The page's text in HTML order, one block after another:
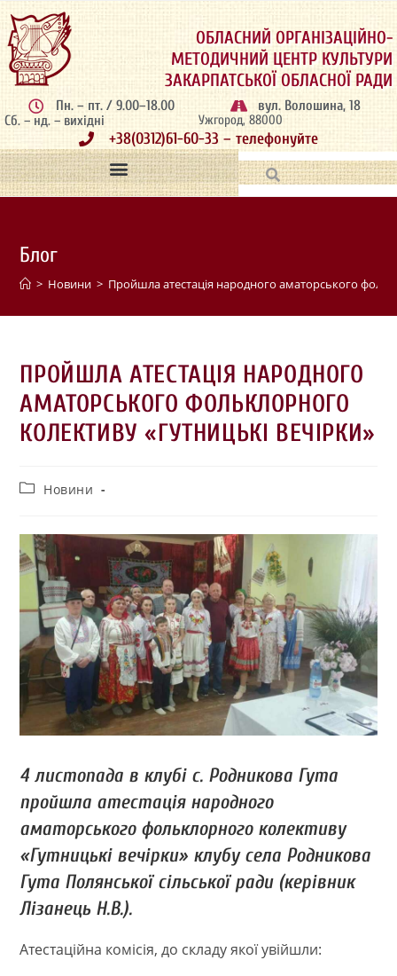
ОБЛАСНИЙ ОРГАНІЗАЦІЙНО-
МЕТОДИЧНИЙ ЦЕНТР КУЛЬТУРИ
ЗАКАРПАТСЬКОЇ ОБЛАСНОЇ РАДИ
Пн. – пт. / 9.00–18.00
Сб. – нд. – вихідні
вул. Волошина, 18
Ужгород, 88000
+38(0312)61-60-33 – телефонуйте
Блог
> Новини > Пройшла атестація народного аматорського
ПРОЙШЛА АТЕСТАЦІЯ НАРОДНОГО
АМАТОРСЬКОГО ФОЛЬКЛОРНОГО
КОЛЕКТИВУ «ГУТНИЦЬКІ ВЕЧІРКИ»
Новини
4 листопада в клубі с. Родникова Гута
пройшла атестація народного
аматорського фольклорного колективу
«Гутницькі вечірки» клубу села Родникова
Гута Полянської сільської ради (керівник
Лізанець Н.В.).
Атестаційна комісія, до складу якої увійшли: